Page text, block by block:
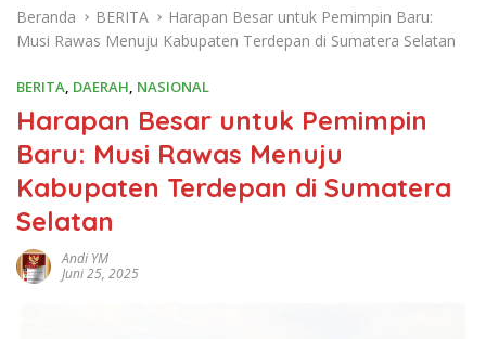
Beranda BERITA
Harapan Besar untuk Pemimpin Baru:
Musi Rawas Menuju Kabupaten Terdepan di Sumatera Selatan
BERITA, DAERAH, NASIONAL
Harapan Besar untuk Pemimpin
Baru: Musi Rawas Menuju
Kabupaten Terdepan di Sumatera
Selatan
Andi YM
Juni 25, 2025